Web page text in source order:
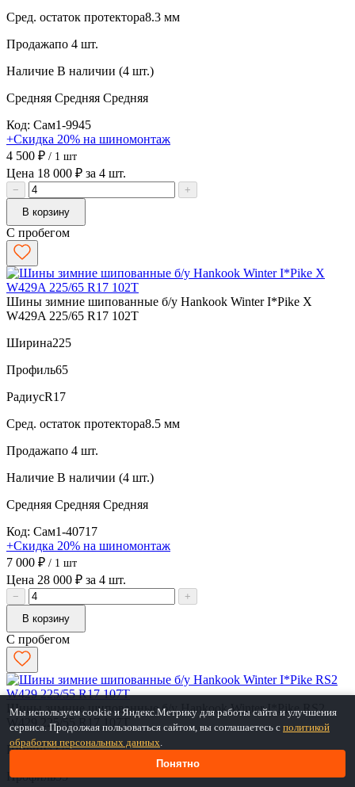
Сред. остаток протектора8.3 мм
Продажапо 4 шт.
Наличие В наличии (4 шт.)
Средняя Средняя Средняя
Код: Сам1-9945
+Скидка 20% на шиномонтаж
4 500 ₽ / 1 шт
Цена 18 000 ₽ за 4 шт.
−
+
В корзину
С пробегом
Шины зимние шипованные б/у Hankook Winter I*Pike X
W429A 225/65 R17 102T
Ширина225
Профиль65
РадиусR17
Сред. остаток протектора8.5 мм
Продажапо 4 шт.
Наличие В наличии (4 шт.)
Средняя Средняя Средняя
Код: Сам1-40717
+Скидка 20% на шиномонтаж
7 000 ₽ / 1 шт
Цена 28 000 ₽ за 4 шт.
−
+
В корзину
С пробегом
Шины зимние шипованные б/у Hankook Winter I*Pike RS2
W429 225/55 R17 107T
Ширина225
Профиль55
Мы используем cookie и Яндекс.Метрику для работы сайта и улучшения
сервиса. Продолжая пользоваться сайтом, вы соглашаетесь с политикой
обработки персональных данных.
Понятно